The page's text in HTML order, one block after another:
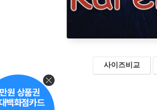
사이즈비교